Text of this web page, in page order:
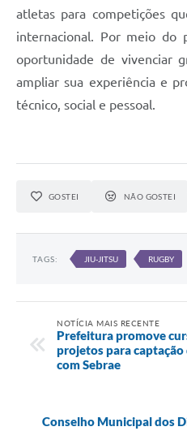
atletas para competições
internacional. Por meio do
oportunidade de vivenciar
ampliar sua experiência e
técnico, social e pessoal.
GOSTEI NÃO GOSTEI
TAGS: JIU-JITSU RUGBY
NOTÍCIA MAIS RECENTE
Prefeitura promove
projetos para
com Sebrae
Conselho Municipal dos